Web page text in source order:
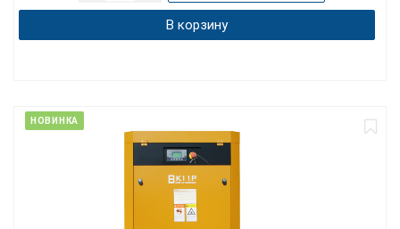
В корзину
НОВИНКА